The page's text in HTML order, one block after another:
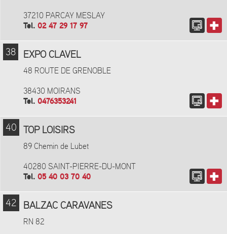
37210 PARCAY MESLAY
Tel. 02 47 29 17 97
38 EXPO CLAVEL
48 ROUTE DE GRENOBLE
38430 MOIRANS
Tel. 0476353241
40 TOP LOISIRS
89 Chemin de Lubet
40280 SAINT-PIERRE-DU-MONT
Tel. 05 40 03 70 40
42 BALZAC CARAVANES
RN 82